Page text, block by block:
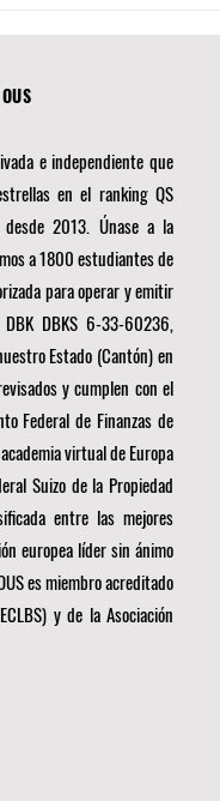
Puntuación en el
e independiente que
en el ranking QS
desde 2013. Únase a la
a 1800 estudiantes de
para operar y emitir
DBKS 6-33-60236,
Estado (Cantón) en
y cumplen con el
Federal de Finanzas de
virtual de Europa
Suizo de la Propiedad
entre las mejores
europea líder sin ánimo
es miembro acreditado
y de la Asociación